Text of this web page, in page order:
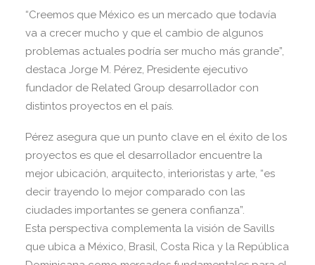
“Creemos que México es un mercado que todavía
va a crecer mucho y que el cambio de algunos
problemas actuales podría ser mucho más grande”,
destaca Jorge M. Pérez, Presidente ejecutivo
fundador de Related Group desarrollador con
distintos proyectos en el país.
Pérez asegura que un punto clave en el éxito de los
proyectos es que el desarrollador encuentre la
mejor ubicación, arquitecto, interioristas y arte, “es
decir trayendo lo mejor comparado con las
ciudades importantes se genera confianza”.
Esta perspectiva complementa la visión de Savills
que ubica a México, Brasil, Costa Rica y la República